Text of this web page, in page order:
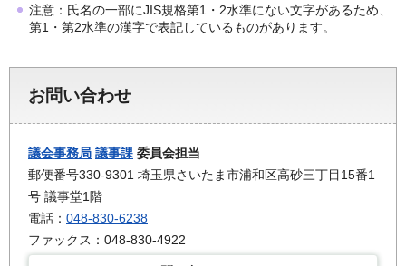
注意：氏名の一部にJIS規格第1・2水準にない文字があるため、
第1・第2水準の漢字で表記しているものがあります。
お問い合わせ
議会事務局 議事課 委員会担当
郵便番号330-9301 埼玉県さいたま市浦和区高砂三丁目15番1
号 議事堂1階
電話： 048-830-6238
ファックス：048-830-4922